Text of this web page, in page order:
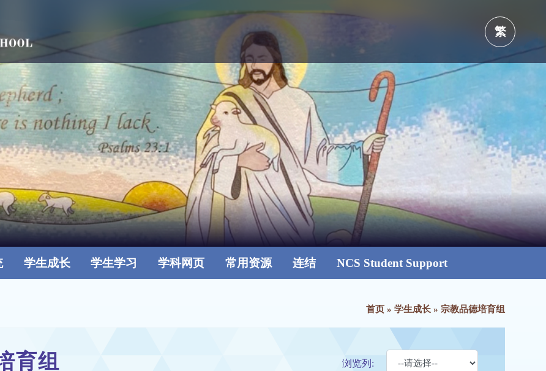
繁
学生成长 学生学习 学科网页 常用资源 连结 NCS Student Support
首页» 学生成长» 宗教品德培育组
育组 浏览列: